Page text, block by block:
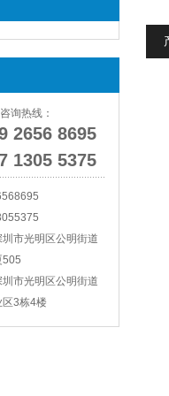
询热线：
2656 8695
1305 5375
圳市光明区公明街道
505
圳市光明区公明街道
区3栋4楼